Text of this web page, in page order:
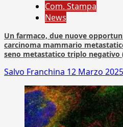
Com. Stampa
News
Un farmaco, due nuove
carcinoma mammario
seno metastatico triplo negativo
Salvo Franchina 12 Marzo 2025